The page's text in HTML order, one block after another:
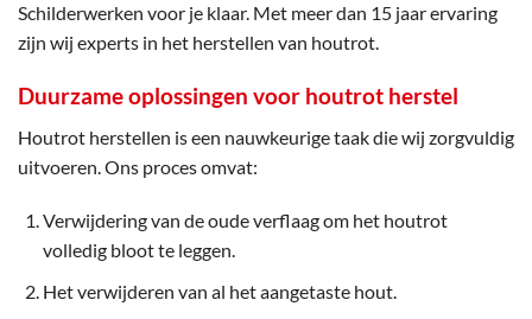
Schilderwerken voor je klaar. Met meer dan 15 jaar ervaring
zijn wij experts in het herstellen van houtrot.
Duurzame oplossingen voor houtrot herstel
Houtrot herstellen is een nauwkeurige taak die wij zorgvuldig
uitvoeren. Ons proces omvat:
Verwijdering van de oude verflaag om het houtrot
volledig bloot te leggen.
Het verwijderen van al het aangetaste hout.